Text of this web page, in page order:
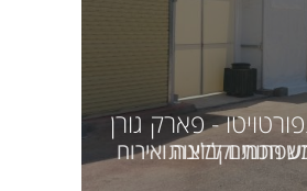
- פארק גורן
חכמים ללינה ואירוח למשפחות וקבוצות